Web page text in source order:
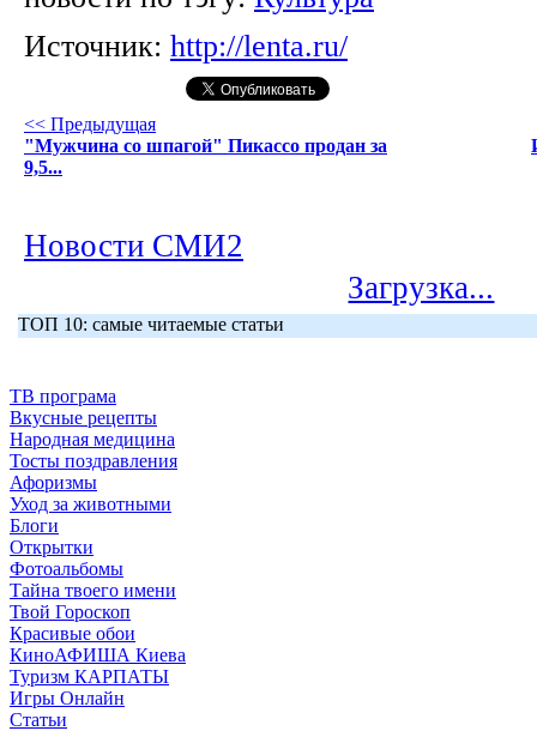
Источник: http://lenta.ru/
<< Предыдущая
"Мужчина со шпагой" Пикассо продан за
9,5...
Новости СМИ2
Загрузка...
ТОП 10: самые читаемые статьи
ТВ програма
Вкусные рецепты
Народная медицина
Тосты поздравления
Афоризмы
Уход за животными
Блоги
Открытки
Фотоальбомы
Тайна твоего имени
Твой Гороскоп
Красивые обои
КиноАФИША Киева
Туризм КАРПАТЫ
Игры Онлайн
Статьи